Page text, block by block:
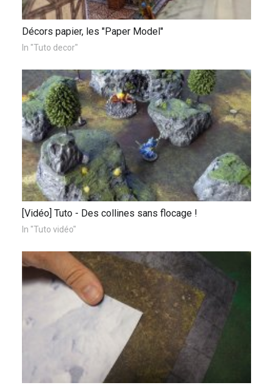
Décors papier, les "Paper Model"
In "Tuto decor"
[Vidéo] Tuto - Des collines sans flocage !
In "Tuto vidéo"